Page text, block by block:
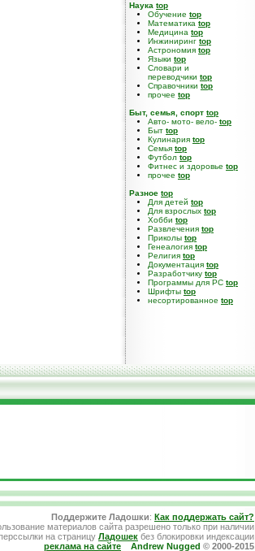
Наука top
Обучение top
Математика top
Медицина top
Инжиниринг top
Астрономия top
Языки top
Словари и
переводчики top
Справочники top
прочее top
Быт, семья, спорт top
Авто- мото- вело- top
Быт top
Кулинария top
Семья top
Футбол top
Фитнес и здоровье top
прочее top
Разное top
Для детей top
Для взрослых top
Хобби top
Развлечения top
Приколы top
Генеалогия top
Религия top
Документация top
Разработчику top
Программы для PC top
Шрифты top
несортированное top
Поддержите Ладошки: Как поддержать сайт?
материалов сайта разрешено только при наличии
на страницу Ладошек без блокировки индексации
реклама на сайте
Andrew Nugged © 2000-2015